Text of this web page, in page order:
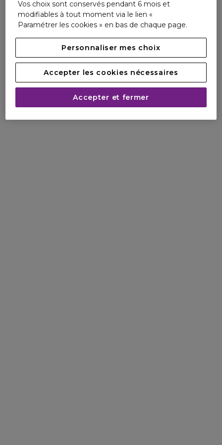
et de la disponibilité des installations de collecte pour les
autres pays.
Vos choix sont conservés pendant 6 mois et
modifiables à tout moment via le lien «
Paramétrer les cookies » en bas de chaque page.
Personnaliser mes choix
Accepter les cookies nécessaires
Accepter et fermer